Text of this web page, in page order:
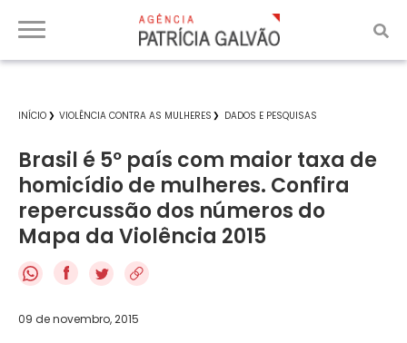
INÍCIO VIOLÊNCIA CONTRA AS MULHERES DADOS E PESQUISAS
Brasil é 5º país com maior taxa de
homicídio de mulheres. Confira
repercussão dos números do
Mapa da Violência 2015
f
09 de novembro, 2015